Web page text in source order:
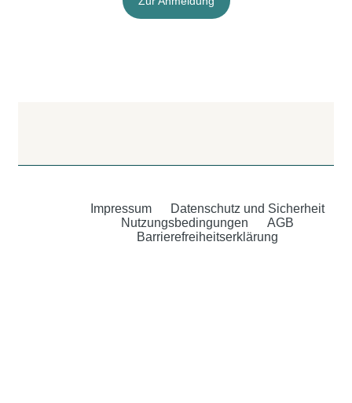
Impressum
Datenschutz und Sicherheit
Nutzungsbedingungen
AGB
Barrierefreiheitserklärung